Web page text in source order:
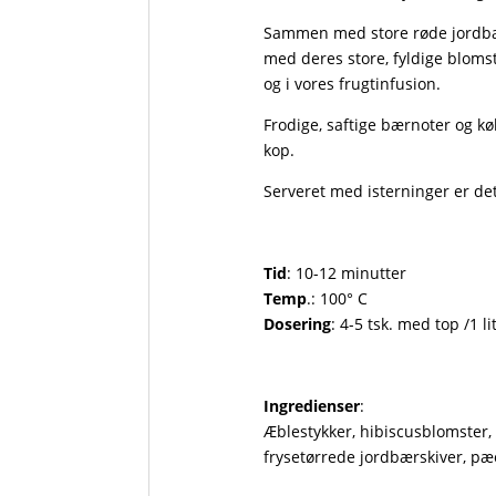
Sammen med store røde
med deres store, fyldige
og i vores frugtinfusion.
Frodige, saftige bærnoter og
kop.
Serveret med isterninger er
Tid: 10-12 minutter
Temp.: 100° C
Dosering: 4-5 tsk. med top /1
Ingredienser:
Æblestykker,
frysetørrede jordbærskiver,